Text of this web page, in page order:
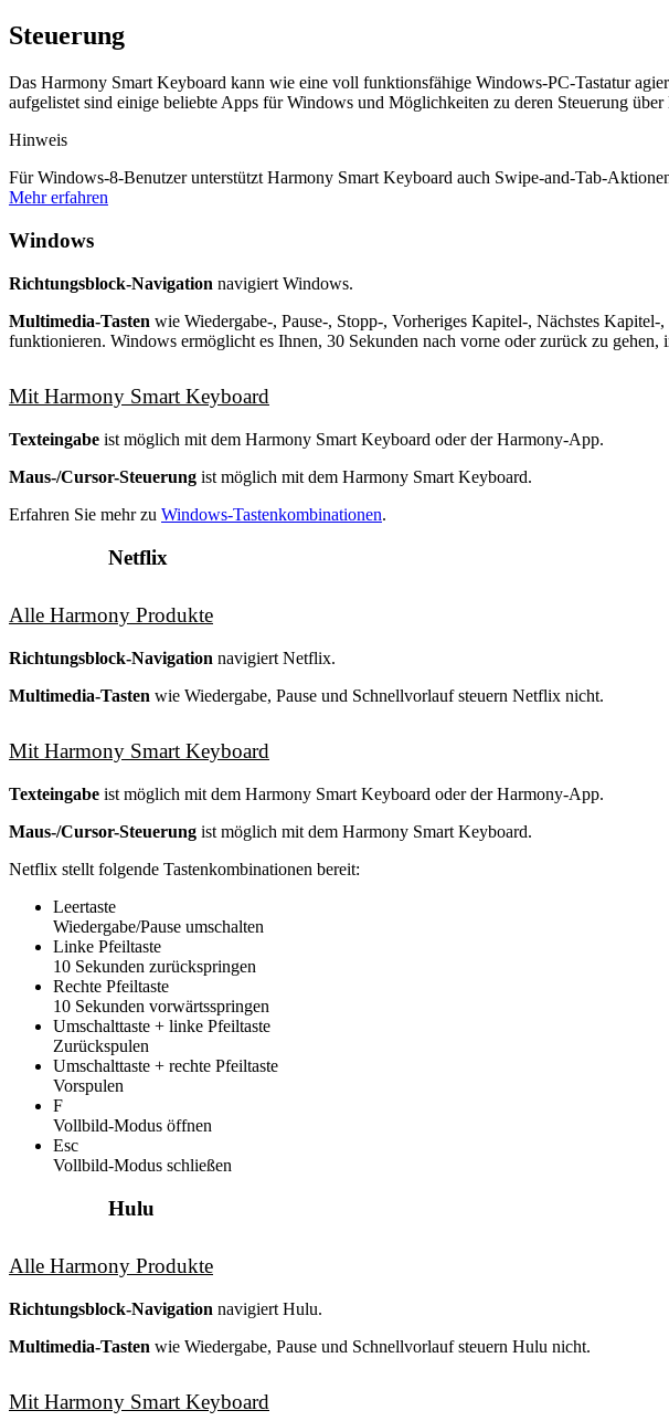
Steuerung
Das Harmony Smart Keyboard kann wie eine voll funktionsfähige Windows-PC-Tastatur
aufgelistet sind einige beliebte Apps für Windows und Möglichkeiten zu deren Steuerung über
Hinweis
Für Windows-8-Benutzer unterstützt Harmony Smart Keyboard auch Swipe-and-Tab-
Mehr erfahren
Windows
Richtungsblock-Navigation navigiert Windows.
Multimedia-Tasten wie Wiedergabe-, Pause-, Stopp-, Vorheriges Kapitel-, Nächstes
funktionieren. Windows ermöglicht es Ihnen, 30 Sekunden nach vorne oder zurück zu
Mit Harmony Smart Keyboard
Texteingabe ist möglich mit dem Harmony Smart Keyboard oder der Harmony-App.
Maus-/Cursor-Steuerung ist möglich mit dem Harmony Smart Keyboard.
Erfahren Sie mehr zu Windows-Tastenkombinationen.
Netflix
Alle Harmony Produkte
Richtungsblock-Navigation navigiert Netflix.
Multimedia-Tasten wie Wiedergabe, Pause und Schnellvorlauf steuern Netflix nicht.
Mit Harmony Smart Keyboard
Texteingabe ist möglich mit dem Harmony Smart Keyboard oder der Harmony-App.
Maus-/Cursor-Steuerung ist möglich mit dem Harmony Smart Keyboard.
Netflix stellt folgende Tastenkombinationen bereit:
Leertaste
Wiedergabe/Pause umschalten
Linke Pfeiltaste
10 Sekunden zurückspringen
Rechte Pfeiltaste
10 Sekunden vorwärtsspringen
Umschalttaste + linke Pfeiltaste
Zurückspulen
Umschalttaste + rechte Pfeiltaste
Vorspulen
F
Vollbild-Modus öffnen
Esc
Vollbild-Modus schließen
Hulu
Alle Harmony Produkte
Richtungsblock-Navigation navigiert Hulu.
Multimedia-Tasten wie Wiedergabe, Pause und Schnellvorlauf steuern Hulu nicht.
Mit Harmony Smart Keyboard